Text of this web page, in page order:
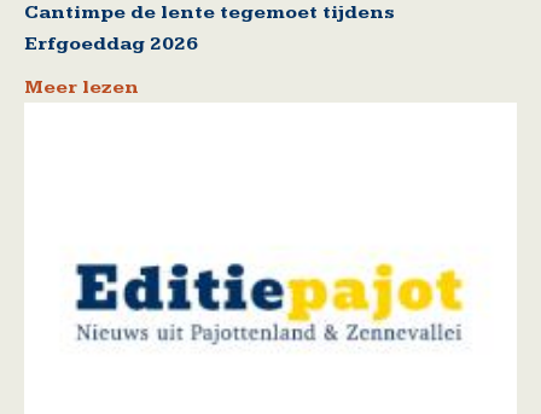
Cantimpe de lente tegemoet tijdens
Erfgoeddag 2026
Meer lezen